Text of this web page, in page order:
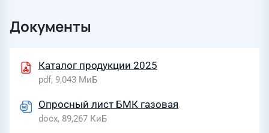
Документы
Каталог продукции 2025
pdf, 9,043 МиБ
Опросный лист БМК газовая
docx, 89,267 КиБ